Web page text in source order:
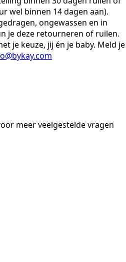
wel binnen 14 dagen aan).
ongewassen en in
je deze retourneren of ruilen.
je keuze, jij én je baby. Meld je
meer veelgestelde vragen